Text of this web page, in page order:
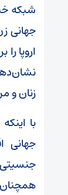
شبکه
جهانی
اروپا
زنان و
با